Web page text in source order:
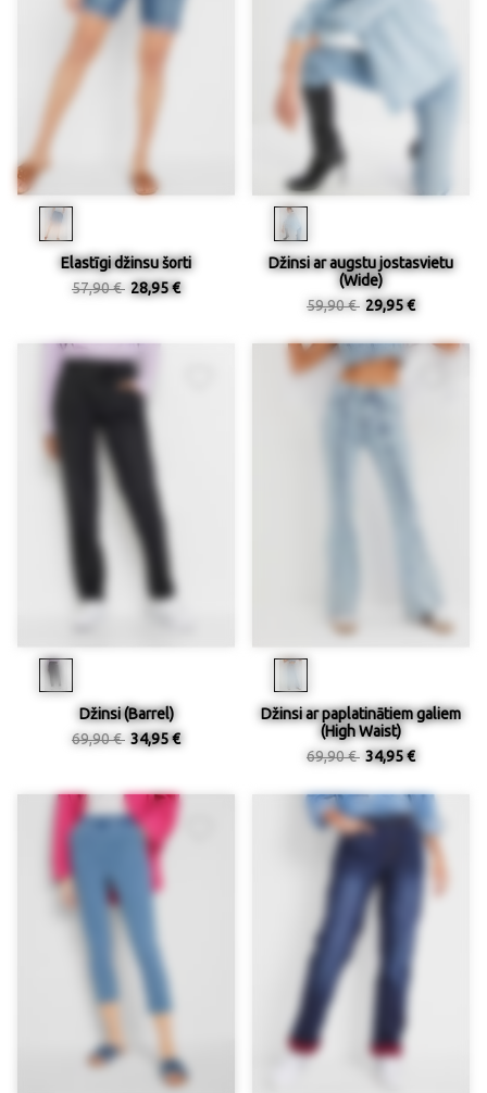
Elastīgi džinsu šorti
57,90 € 28,95 €
Džinsi ar augstu jostasvietu
(Wide)
59,90 € 29,95 €
Džinsi (Barrel)
69,90 € 34,95 €
Džinsi ar paplatinātiem galiem
(High Waist)
69,90 € 34,95 €